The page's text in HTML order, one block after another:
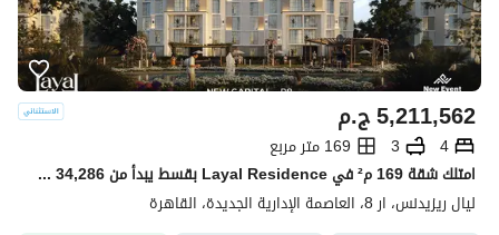
ج.م5,211,562
4
3
169 متر مربع
امتلك شقة 169 م² في Layal Residence بقسط يبدأ من 34,286 جنيه شهريًا!
ليال ريزيدنس، ار 8، العاصمة الإدارية الجديدة، القاهرة